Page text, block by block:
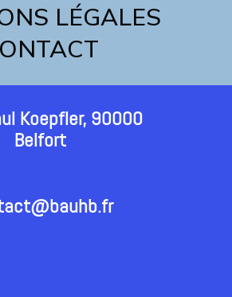
LÉGALES
Koepfler, 90000
Belfort